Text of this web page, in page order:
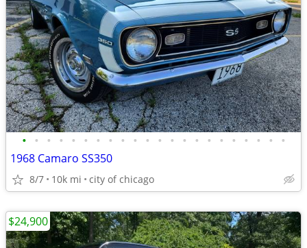
• • • • • • • • • • • • • • • • • • • • • •
1968 Camaro SS350
8/7 10k mi city of chicago
$24,900